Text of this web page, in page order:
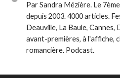
Par Sandra Mézière. Le
depuis 2003. 4000 articles.
Deauville, La Baule, Cannes,
avant-premières, à l'affiche,
romancière. Podcast.